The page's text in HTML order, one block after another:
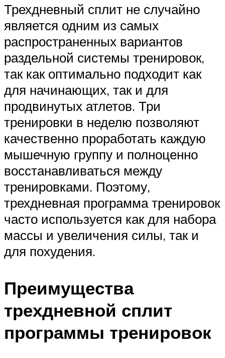
Трехдневный сплит не случайно
является одним из самых
распространенных вариантов
раздельной системы тренировок,
так как оптимально подходит как
для начинающих, так и для
продвинутых атлетов. Три
тренировки в неделю позволяют
качественно проработать каждую
мышечную группу и полноценно
восстанавливаться между
тренировками. Поэтому,
трехдневная программа тренировок
часто используется как для набора
массы и увеличения силы, так и
для похудения.
Преимущества
трехдневной сплит
программы тренировок